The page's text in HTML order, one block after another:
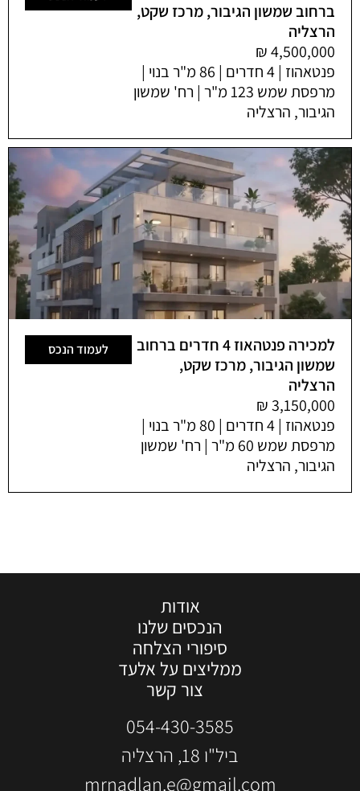
ברחוב שמשון הגיבור, מרכז שקט,
הרצליה
פנטאהוז | 4 חדרים | 86 מ"ר בנוי |
מרפסת שמש 123 מ"ר | רח' שמשון
הגיבור, הרצליה
למכירה פנטהאוז 4 חדרים ברחוב
שמשון הגיבור, מרכז שקט,
הרצליה
פנטאהוז | 4 חדרים | 80 מ"ר בנוי |
מרפסת שמש 60 מ"ר | רח' שמשון
הגיבור, הרצליה
לעמוד הנכס
אודות
הנכסים שלנו
סיפורי הצלחה
ממליצים על אלעד
צור קשר
054-430-3585
ביל"ו 18, הרצליה
mrnadlan.e@gmail.com